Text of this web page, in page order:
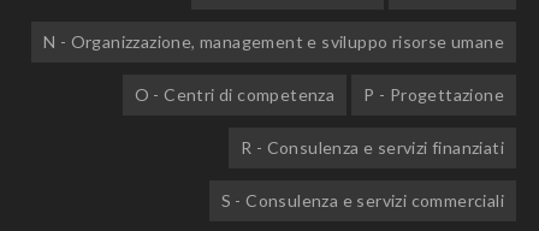
N - Organizzazione, management e sviluppo risorse umane
O - Centri di competenza P - Progettazione
R - Consulenza e servizi finanziati
S - Consulenza e servizi commerciali